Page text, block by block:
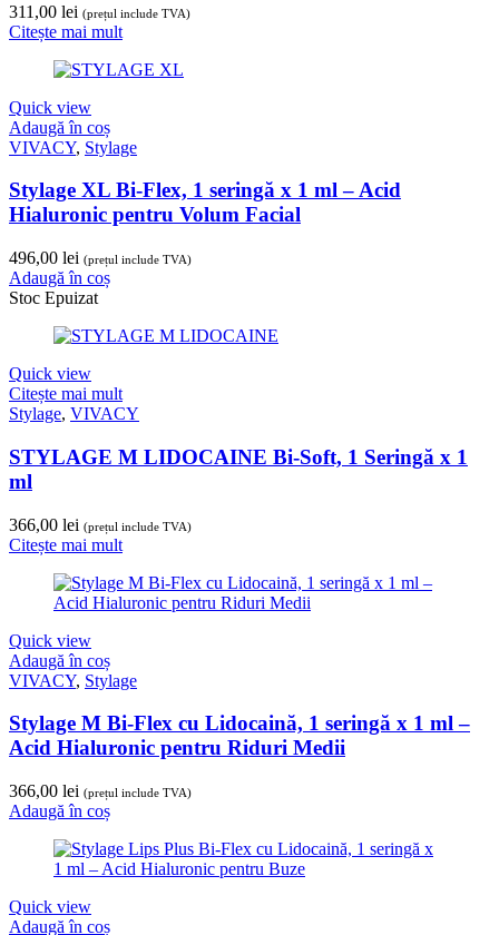
311,00 lei (prețul include TVA)
Citește mai mult
Quick view
Adaugă în coș
VIVACY, Stylage
Stylage XL Bi-Flex, 1 seringă x 1 ml – Acid
Hialuronic pentru Volum Facial
496,00 lei (prețul include TVA)
Adaugă în coș
Stoc Epuizat
Quick view
Citește mai mult
Stylage, VIVACY
STYLAGE M LIDOCAINE Bi-Soft, 1 Seringă x 1
ml
366,00 lei (prețul include TVA)
Citește mai mult
Quick view
Adaugă în coș
VIVACY, Stylage
Stylage M Bi-Flex cu Lidocaină, 1 seringă x 1 ml –
Acid Hialuronic pentru Riduri Medii
366,00 lei (prețul include TVA)
Adaugă în coș
Quick view
Adaugă în coș